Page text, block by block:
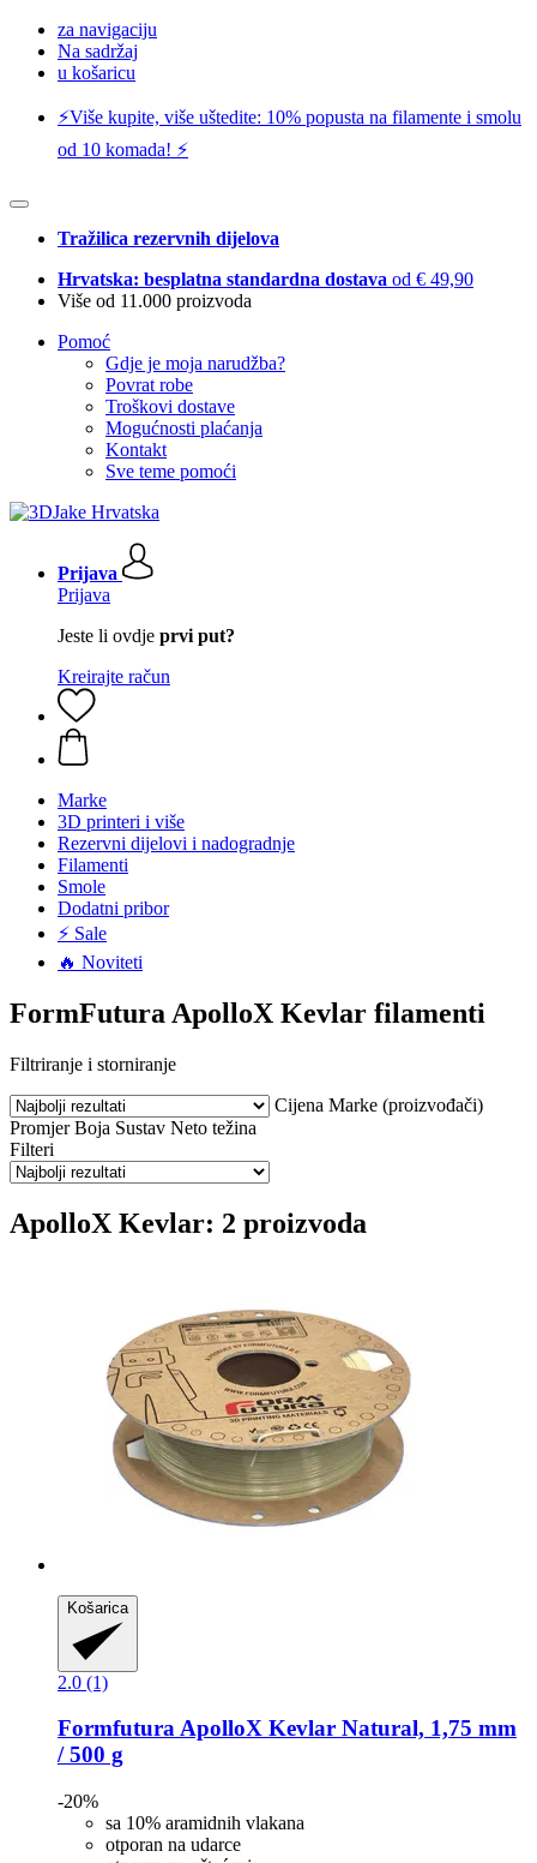
za navigaciju
Na sadržaj
u košaricu
⚡️Više kupite, više uštedite: 10% popusta na filamente i smolu
od 10 komada! ⚡️
Tražilica rezervnih dijelova
Hrvatska: besplatna standardna dostava od € 49,90
Više od 11.000 proizvoda
Pomoć
Gdje je moja narudžba?
Povrat robe
Troškovi dostave
Mogućnosti plaćanja
Kontakt
Sve teme pomoći
Prijava
Prijava
Jeste li ovdje prvi put?
Kreirajte račun
Marke
3D printeri i više
Rezervni dijelovi i nadogradnje
Filamenti
Smole
Dodatni pribor
⚡ Sale
🔥 Noviteti
FormFutura ApolloX Kevlar filamenti
Filtriranje i storniranje
Cijena Marke (proizvođači)
Promjer Boja Sustav Neto težina
Filteri
ApolloX Kevlar: 2 proizvoda
Košarica
2.0 (1)
FormfuturaApolloX Kevlar Natural, 1,75 mm
/ 500 g
-20%
sa 10% aramidnih vlakana
otporan na udarce